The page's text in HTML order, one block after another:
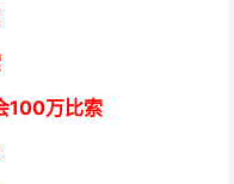
100万比索